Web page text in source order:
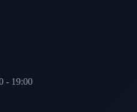
- 19:00